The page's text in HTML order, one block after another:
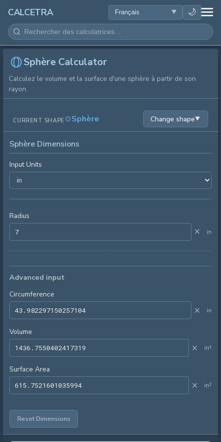
CALCETRA 🌙
MATHÉMATIQUES
CONVERSIONS
SCIENCE
QUOTIDIEN
AUTRES OUTILS
Sphère Calculator
Calculez le volume et la surface d'une sphère à partir de son
rayon.
CURRENT SHAPE Sphère Change shape▼
Sphère Dimensions
Input Units
Radius
× in
Advanced input
Circumference
× in
Volume
× in³
Surface Area
× in²
Reset Dimensions